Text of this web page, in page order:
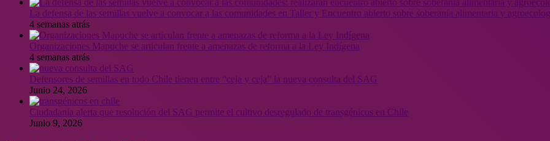
La defensa de las semillas vuelve a convocar a las comunidades en Taller y Encuentro abierto sobre soberanía alimentaria y
4 semanas atrás
Organizaciones Mapuche se articulan frente a amenazas de reforma a la Ley Indígena
4 semanas atrás
Defensores de semillas en todo Chile tienen entre “ceja y ceja” la nueva consulta del SAG
Junio 24, 2026
Ciudadanía alerta que resolución del SAG permite el cultivo desregulado de transgénicos en Chile
Junio 9, 2026